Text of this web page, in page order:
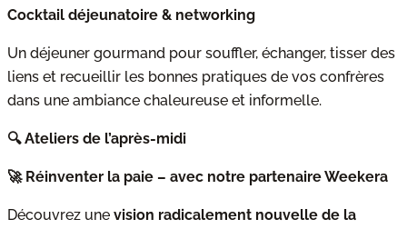
Cocktail déjeunatoire & networking
Un déjeuner gourmand pour souffler, échanger, tisser des
liens et recueillir les bonnes pratiques de vos confrères
dans une ambiance chaleureuse et informelle.
🔍 Ateliers de l’après-midi
🚀 Réinventer la paie – avec notre partenaire Weekera
Découvrez une vision radicalement nouvelle de la